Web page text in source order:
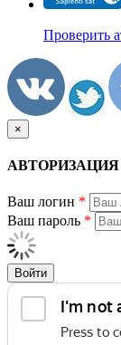
Проверить
×
АВТОРИЗАЦИЯ
Ваш логин *
Ваш пароль *
Войти